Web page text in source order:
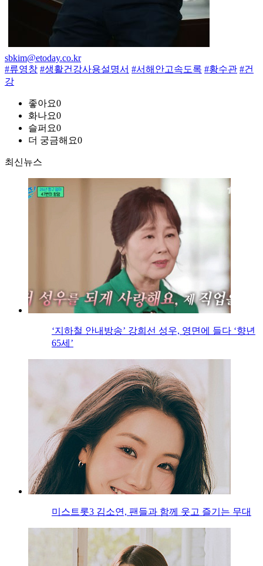
sbkim@etoday.co.kr
#류영창 #생활건강사용설명서 #서해안고속도록 #황수관 #건
강
좋아요0
화나요0
슬퍼요0
더 궁금해요0
최신뉴스
‘지하철 안내방송’ 강희선 성우, 영면에 들다 ‘향년
65세’
미스트롯3 김소연, 팬들과 함께 웃고 즐기는 무대